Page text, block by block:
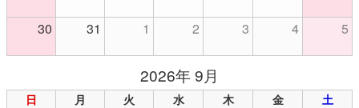
30 31 1 2 3 4 5
2026年 9月
日 月 火 水 木 金 土